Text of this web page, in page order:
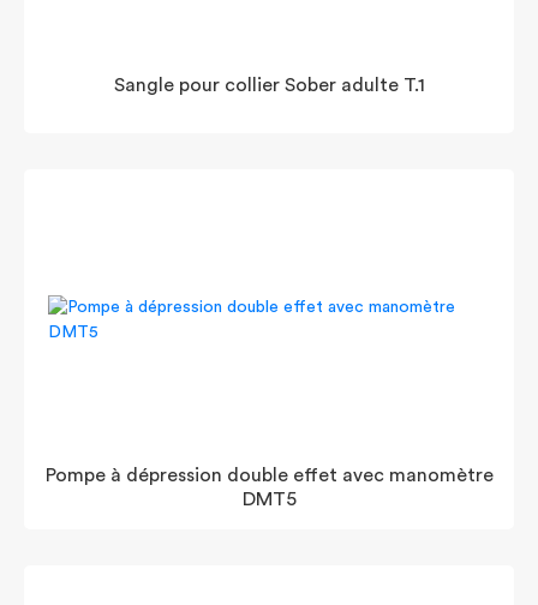
Sangle pour collier Sober adulte T.1
Pompe à dépression double effet avec manomètre
DMT5